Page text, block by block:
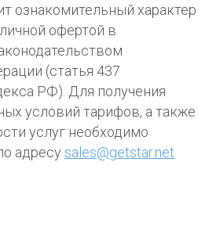
ознакомительный характер
офертой в
(статья 437
РФ). Для получения
условий тарифов, а также
услуг необходимо
адресу sales@getstar.net